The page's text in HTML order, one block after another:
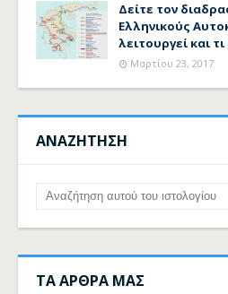
Δείτε τον
Ελληνικούς
λειτουργεί και τι
Μαρτίου 23, 2017
ΑΝΑΖΗΤΗΣΗ
ΤΑ ΑΡΘΡΑ ΜΑΣ